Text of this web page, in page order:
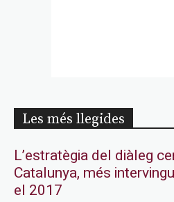
Les més llegides
L’estratègia del diàleg
Catalunya, més
el 2017